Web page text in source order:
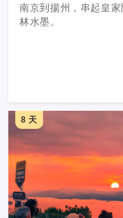
南京到揚州，串起皇
林水墨。
8 天